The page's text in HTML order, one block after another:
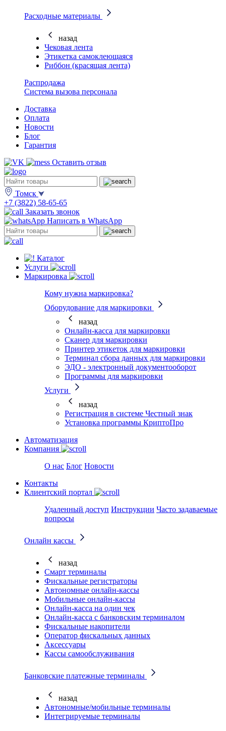
Расходные материалы
назад
Чековая лента
Этикетка самоклеющаяся
Риббон (красящая лента)
Распродажа
Система вызова персонала
Доставка
Оплата
Новости
Блог
Гарантия
Оставить отзыв
Томск
+7 (3822) 58-65-65
Заказать звонок
Написать в WhatsApp
Каталог
Услуги
Маркировка
Кому нужна маркировка?
Оборудование для маркировки
назад
Онлайн-касса для маркировки
Сканер для маркировки
Принтер этикеток для маркировки
Терминал сбора данных для маркировки
ЭДО - электронный документооборот
Программы для маркировки
Услуги
назад
Регистрация в системе Честный знак
Установка программы КриптоПро
Автоматизация
Компания
О нас Блог Новости
Контакты
Клиентский портал
Удаленный доступ Инструкции Часто задаваемые
вопросы
Онлайн кассы
назад
Смарт терминалы
Фискальные регистраторы
Автономные онлайн-кассы
Мобильные онлайн-кассы
Онлайн-касса на один чек
Онлайн-касса с банковским терминалом
Фискальные накопители
Оператор фискальных данных
Аксессуары
Кассы самообслуживания
Банковские платежные терминалы
назад
Автономные/мобильные терминалы
Интегрируемые терминалы